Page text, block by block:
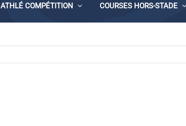
ATHLÉ COMPÉTITION COURSES HORS-STADE